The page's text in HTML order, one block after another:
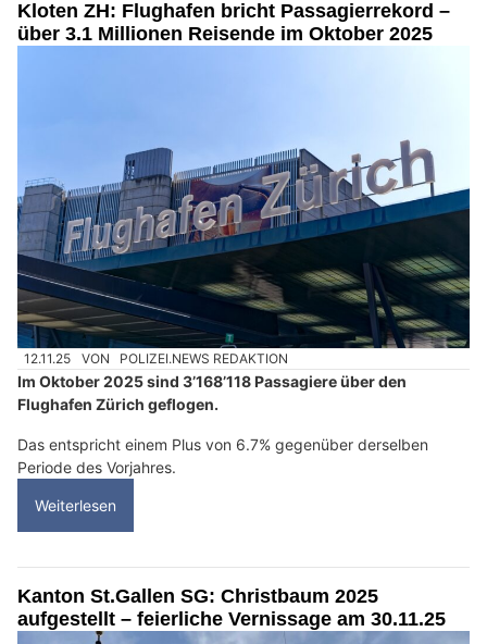
Kloten ZH: Flughafen bricht Passagierrekord –
über 3.1 Millionen Reisende im Oktober 2025
12.11.25 VON POLIZEI.NEWS REDAKTION
Im Oktober 2025 sind 3’168’118 Passagiere über den
Flughafen Zürich geflogen.
Das entspricht einem Plus von 6.7% gegenüber derselben
Periode des Vorjahres.
Weiterlesen
Kanton St.Gallen SG: Christbaum 2025
aufgestellt – feierliche Vernissage am 30.11.25